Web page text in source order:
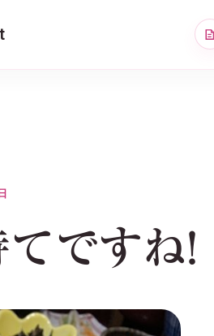
note
ですね!